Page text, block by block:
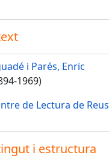
i Parés, Enric
1969)
de Lectura de Reus
i estructura